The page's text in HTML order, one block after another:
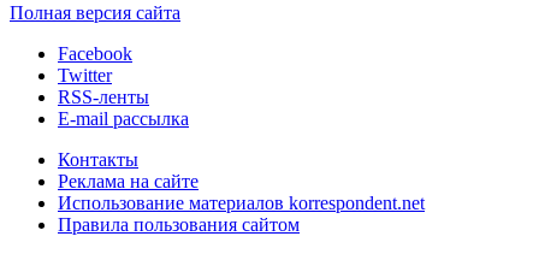
Полная версия сайта
Facebook
Twitter
RSS-ленты
E-mail рассылка
Контакты
Реклама на сайте
Использование материалов korrespondent.net
Правила пользования сайтом